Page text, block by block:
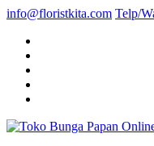
info@floristkita.com Telp/